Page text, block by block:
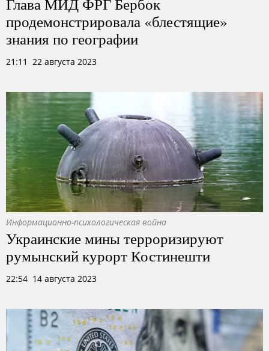
продемонстрировала «блестящие»
знания по географии
21:11 22 августа 2023
Информационно-психологическая война
Украинские мины терроризируют
румынский курорт Костинешти
22:54 14 августа 2023